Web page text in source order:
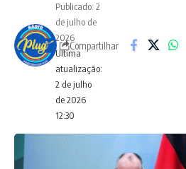
Ultima
atualização:
2 de julho
de 2026
12:30
Publicado: 2
de julho de
2026
Compartilhar